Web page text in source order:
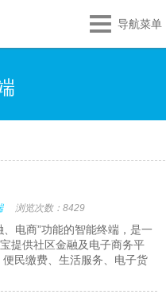
导航菜单
浏览次数：8429
电商”功能的智能终端，是一
提供社区金融及电子商务平
民缴费、生活服务、电子货